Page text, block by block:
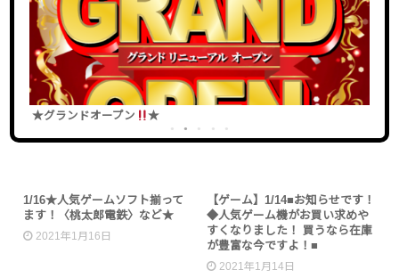
☆★店舗改装に伴う休業のお知らせ★☆
1 2 3 4 5
未分類
1/16★人気ゲームソフト揃って
ます！〈桃太郎電鉄〉など★
2021年1月16日
未分類
【ゲーム】1/14■お知らせです！
◆人気ゲーム機がお買い求めや
すくなりました！ 買うなら在庫
が豊富な今ですよ！■
2021年1月14日